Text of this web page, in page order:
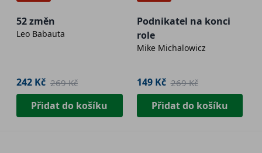
52 změn
Leo Babauta
242 Kč 269 Kč
Přidat do košíku
Podnikatel na konci
role
Mike Michalowicz
149 Kč 269 Kč
Přidat do košíku